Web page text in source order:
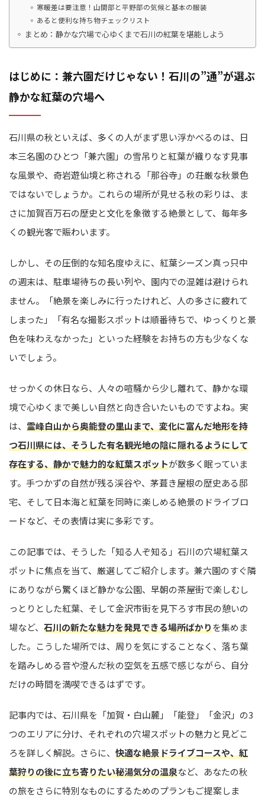
寒暖差は要注意！山間部と平野部の気候と基本の服装
あると便利な持ち物チェックリスト
まとめ：静かな穴場で心ゆくまで石川の紅葉を堪能しよう
はじめに：兼六園だけじゃない！石川の”通”が選ぶ
静かな紅葉の穴場へ
石川県の秋といえば、多くの人がまず思い浮かべるのは、日
本三名園のひとつ「兼六園」の雪吊りと紅葉が織りなす見事
な風景や、奇岩遊仙境と称される「那谷寺」の荘厳な秋景色
ではないでしょうか。これらの場所が見せる秋の彩りは、ま
さに加賀百万石の歴史と文化を象徴する絶景として、毎年多
くの観光客で賑わいます。
しかし、その圧倒的な知名度ゆえに、紅葉シーズン真っ只中
の週末は、駐車場待ちの長い列や、園内での混雑は避けられ
ません。「絶景を楽しみに行ったけれど、人の多さに疲れて
しまった」「有名な撮影スポットは順番待ちで、ゆっくりと景
色を味わえなかった」といった経験をお持ちの方も少なくな
いでしょう。
せっかくの休日なら、人々の喧騒から少し離れて、静かな環
境で心ゆくまで美しい自然と向き合いたいものですよね。実
は、 霊峰白山から奥能登の里山まで、変化に富んだ地形を持
つ石川県には、そうした有名観光地の陰に隠れるようにして
存在する、静かで魅力的な紅葉スポットが数多く眠っていま
す。手つかずの自然が残る渓谷や、茅葺き屋根の歴史ある邸
宅、そして日本海と紅葉を同時に楽しめる絶景のドライブロ
ードなど、その表情は実に多彩です。
この記事では、そうした「知る人ぞ知る」石川の穴場紅葉ス
ポットに焦点を当て、厳選してご紹介します。兼六園のすぐ隣
にありながら驚くほど静かな公園、早朝の茶屋街で楽しむし
っとりとした紅葉、そして金沢市街を見下ろす市民の憩いの
場など、 石川の新たな魅力を発見できる場所ばかりを集めま
した。こうした場所では、周りを気にすることなく、落ち葉
を踏みしめる音や澄んだ秋の空気を五感で感じながら、自分
だけの時間を満喫できるはずです。
記事内では、石川県を「加賀・白山麓」「能登」「金沢」の3
つのエリアに分け、それぞれの穴場スポットの魅力と見どこ
ろを詳しく解説。さらに、 快適な絶景ドライブコースや、紅
葉狩りの後に立ち寄りたい秘湯気分の温泉など、あなたの秋
の旅をさらに特別なものにするためのプランもご提案しま